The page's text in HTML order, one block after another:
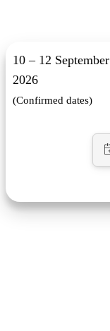
10 – 12 September
2026
(Confirmed dates)